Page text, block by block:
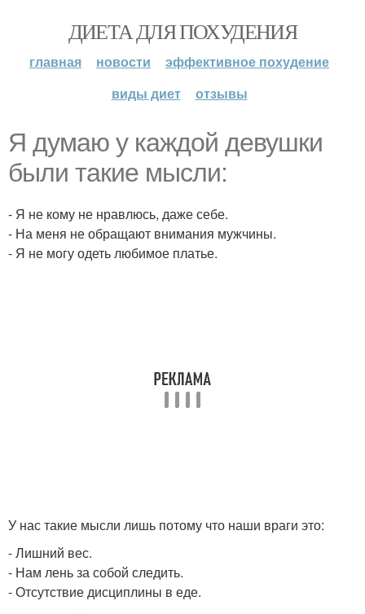
ДИЕТА ДЛЯ ПОХУДЕНИЯ
главная новости
эффективное похудение
виды диет
отзывы
Я думаю у каждой девушки
были такие мысли:
- Я не кому не нравлюсь, даже себе.
- На меня не обращают внимания мужчины.
- Я не могу одеть любимое платье.
У нас такие мысли лишь потому что наши враги это:
- Лишний вес.
- Нам лень за собой следить.
- Отсутствие дисциплины в еде.